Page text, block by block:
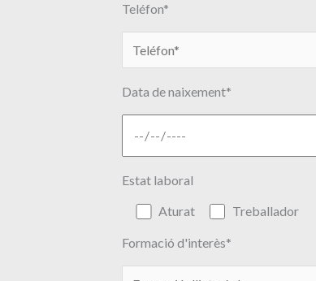
Teléfon*
Data de naixement*
Estat laboral
Aturat Treballador
Formació d'interès*